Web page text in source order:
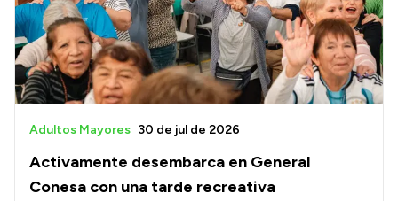
Activamente desembarca en General
Conesa con una tarde recreativa
Adultos Mayores 30 de jul de 2026